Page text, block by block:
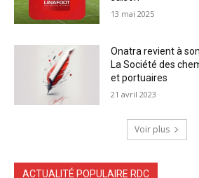
13 mai 2025
Onatra revient à
La Société des
et portuaires
21 avril 2023
Voir plus
ACTUALITÉ POPULAIRE RDC